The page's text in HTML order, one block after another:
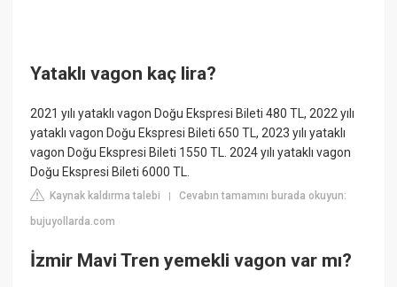
Yataklı vagon kaç lira?
2021 yılı yataklı vagon Doğu Ekspresi Bileti 480 TL, 2022 yılı
yataklı vagon Doğu Ekspresi Bileti 650 TL, 2023 yılı yataklı
vagon Doğu Ekspresi Bileti 1550 TL. 2024 yılı yataklı vagon
Doğu Ekspresi Bileti 6000 TL.
Kaynak kaldırma talebi |Cevabın tamamını burada okuyun:
bujuyollarda.com
İzmir Mavi Tren yemekli vagon var mı?